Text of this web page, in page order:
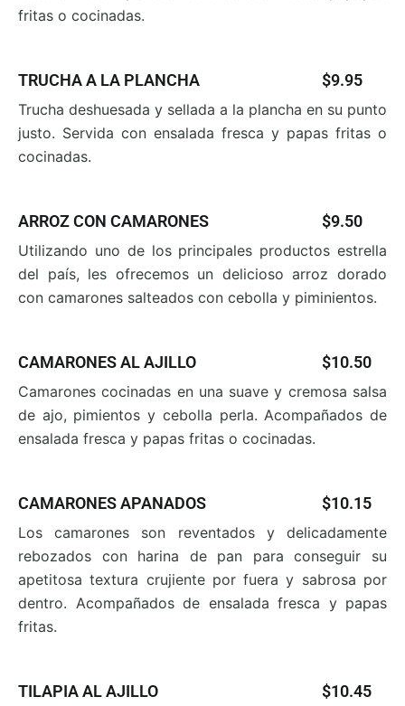
fritas o cocinadas.
TRUCHA A LA PLANCHA $9.95
Trucha deshuesada y sellada a la plancha en su punto
justo. Servida con ensalada fresca y papas fritas o
cocinadas.
ARROZ CON CAMARONES $9.50
Utilizando uno de los principales productos estrella
del país, les ofrecemos un delicioso arroz dorado
con camarones salteados con cebolla y piminientos.
CAMARONES AL AJILLO $10.50
Camarones cocinadas en una suave y cremosa salsa
de ajo, pimientos y cebolla perla. Acompañados de
ensalada fresca y papas fritas o cocinadas.
CAMARONES APANADOS $10.15
Los camarones son reventados y delicadamente
rebozados con harina de pan para conseguir su
apetitosa textura crujiente por fuera y sabrosa por
dentro. Acompañados de ensalada fresca y papas
fritas.
TILAPIA AL AJILLO $10.45